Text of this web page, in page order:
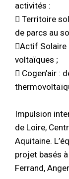
activités :
 Territoire
de parcs au
Actif Solaire
voltaïques ;
 Cogen’air :
Impulsion
de Loire,
Aquitaine.
projet basés
Ferrand,